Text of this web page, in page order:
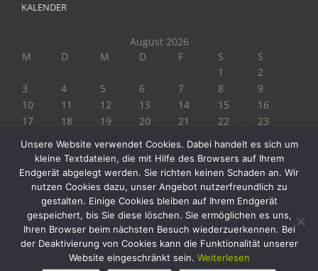
KALENDER
August 2026
M
D M D F S
S
1
2
3
4 5 6 7 8
9
10
11 12 13 14 15
16
17
18 19 20 21 22
23
24
25 27 28
« Juli
Copyright 2019 Biogärtner Ploberger | Alle Rechte vorbehalten
Unsere Website verwendet Cookies. Dabei handelt es sich um
kleine Textdateien, die mit Hilfe des Browsers auf Ihrem
Endgerät abgelegt werden. Sie richten keinen Schaden an. Wir
nutzen Cookies dazu, unser Angebot nutzerfreundlich zu
gestalten. Einige Cookies bleiben auf Ihrem Endgerät
gespeichert, bis Sie diese löschen. Sie ermöglichen es uns,
Ihren Browser beim nächsten Besuch wiederzuerkennen. Bei
der Deaktivierung von Cookies kann die Funktionalität unserer
Website eingeschränkt sein. Weiterlesen